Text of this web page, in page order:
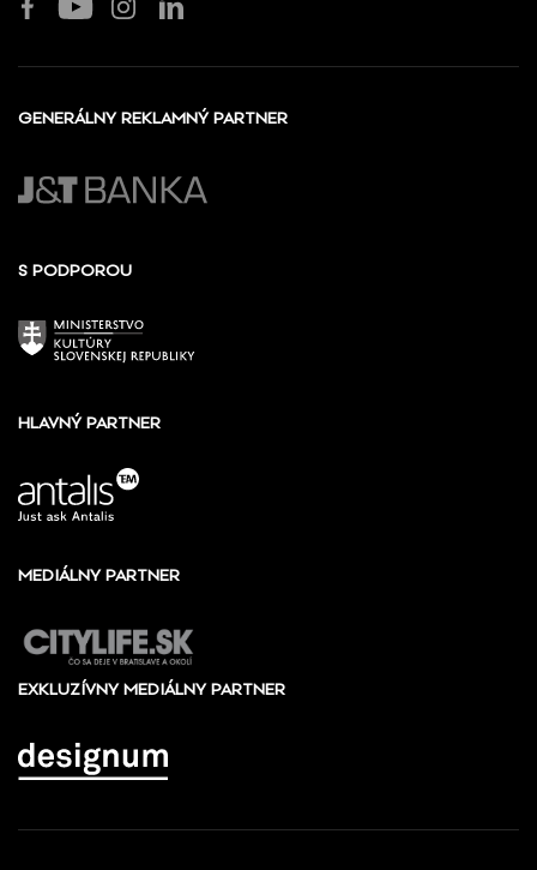
GENERÁLNY REKLAMNÝ PARTNER
S PODPOROU
HLAVNÝ PARTNER
MEDIÁLNY PARTNER
EXKLUZÍVNY MEDIÁLNY PARTNER